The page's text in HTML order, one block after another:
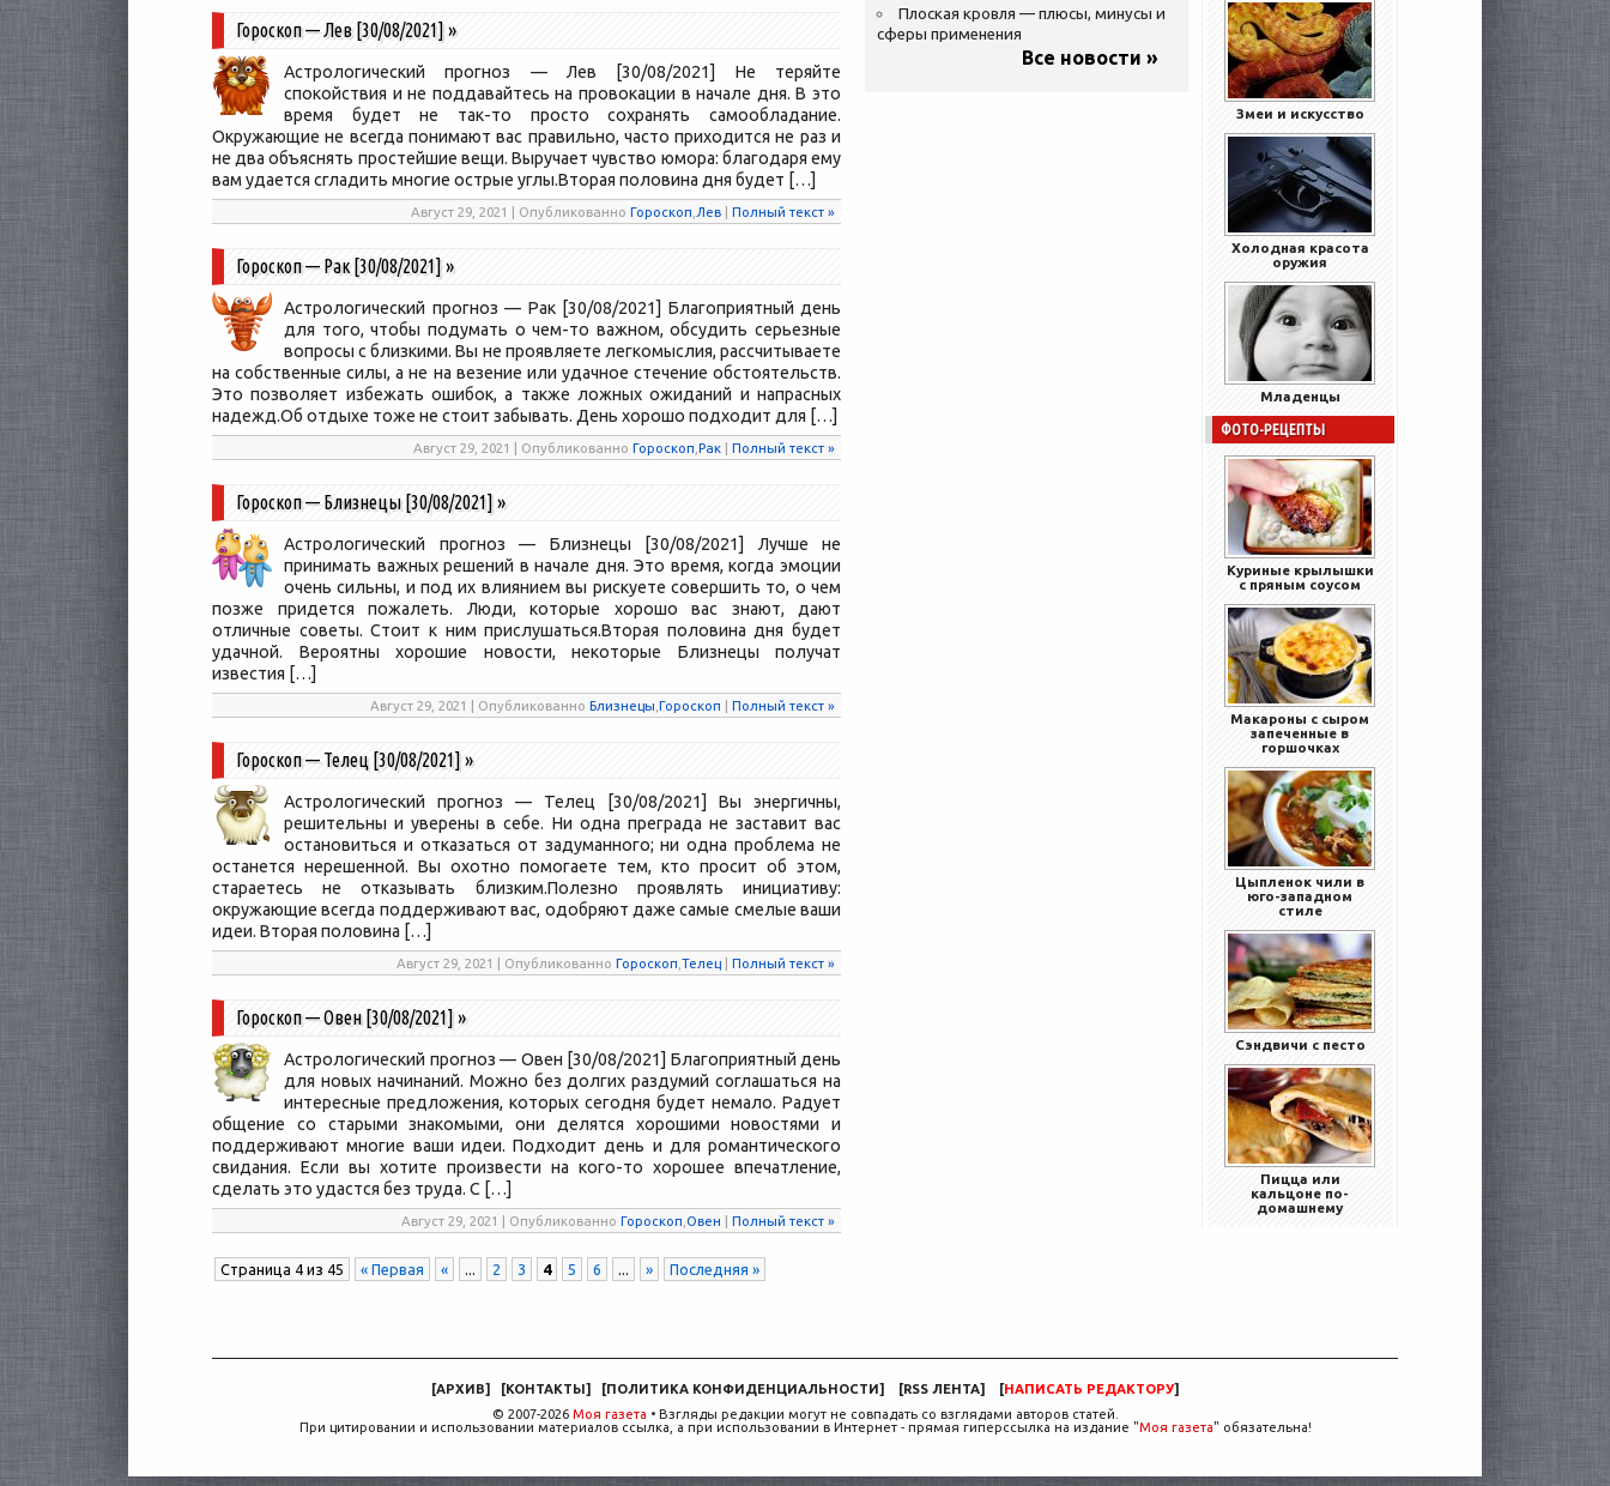
Гороскоп — Лев [30/08/2021]»
Астрологический прогноз — Лев [30/08/2021] Не теряйте
спокойствия и не поддавайтесь на провокации в начале дня. В это
время будет не так-то просто сохранять самообладание.
Окружающие не всегда понимают вас правильно, часто приходится не раз и
не два объяснять простейшие вещи. Выручает чувство юмора: благодаря ему
вам удается сгладить многие острые углы.Вторая половина дня будет […]
Август 29, 2021 | Опубликованно Гороскоп Лев | Полный текст »
Гороскоп — Рак [30/08/2021]»
Астрологический прогноз — Рак [30/08/2021] Благоприятный день
для того, чтобы подумать о чем-то важном, обсудить серьезные
вопросы с близкими. Вы не проявляете легкомыслия, рассчитываете
на собственные силы, а не на везение или удачное стечение обстоятельств.
Это позволяет избежать ошибок, а также ложных ожиданий и напрасных
надежд.Об отдыхе тоже не стоит забывать. День хорошо подходит для […]
Август 29, 2021 | Опубликованно Гороскоп Рак | Полный текст »
Гороскоп — Близнецы [30/08/2021]»
Астрологический прогноз — Близнецы [30/08/2021] Лучше не
принимать важных решений в начале дня. Это время, когда эмоции
очень сильны, и под их влиянием вы рискуете совершить то, о чем
позже придется пожалеть. Люди, которые хорошо вас знают, дают
отличные советы. Стоит к ним прислушаться.Вторая половина дня будет
удачной. Вероятны хорошие новости, некоторые Близнецы получат
известия […]
Август 29, 2021 | Опубликованно Близнецы Гороскоп | Полный текст »
Гороскоп — Телец [30/08/2021]»
Астрологический прогноз — Телец [30/08/2021] Вы энергичны,
решительны и уверены в себе. Ни одна преграда не заставит вас
остановиться и отказаться от задуманного; ни одна проблема не
останется нерешенной. Вы охотно помогаете тем, кто просит об этом,
стараетесь не отказывать близким.Полезно проявлять инициативу:
окружающие всегда поддерживают вас, одобряют даже самые смелые ваши
идеи. Вторая половина […]
Август 29, 2021 | Опубликованно Гороскоп Телец | Полный текст »
Гороскоп — Овен [30/08/2021]»
Астрологический прогноз — Овен [30/08/2021] Благоприятный день
для новых начинаний. Можно без долгих раздумий соглашаться на
интересные предложения, которых сегодня будет немало. Радует
общение со старыми знакомыми, они делятся хорошими новостями и
поддерживают многие ваши идеи. Подходит день и для романтического
свидания. Если вы хотите произвести на кого-то хорошее впечатление,
сделать это удастся без труда. С […]
Август 29, 2021 | Опубликованно Гороскоп Овен | Полный текст »
Страница 4 из 45 « Первая « ... 2 3 4 5 6 ... » Последняя »
Плоская кровля — плюсы, минусы и
сферы применения
Все новости »
Змеи и искусство
Холодная красота
оружия
Младенцы
ФОТО-РЕЦЕПТЫ
Куриные крылышки
с пряным соусом
Макароны с сыром
запеченные в
горшочках
Цыпленок чили в
юго-западном
стиле
Сэндвичи с песто
Пицца или
кальцоне по-
домашнему
[АРХИВ] [КОНТАКТЫ] [ПОЛИТИКА КОНФИДЕНЦИАЛЬНОСТИ] [RSS ЛЕНТА] [НАПИСАТЬ РЕДАКТОРУ]
© 2007-2026 Моя газета • Взгляды редакции могут не совпадать со взглядами авторов статей.
При цитировании и использовании материалов ссылка, а при использовании в Интернет - прямая гиперссылка на издание "Моя газета" обязательна!